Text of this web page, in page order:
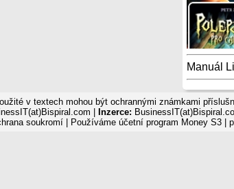
Manuál
v textech mohou být ochrannými známkami
|
Inzerce:
soukromí| Používáme účetní program Money S3|